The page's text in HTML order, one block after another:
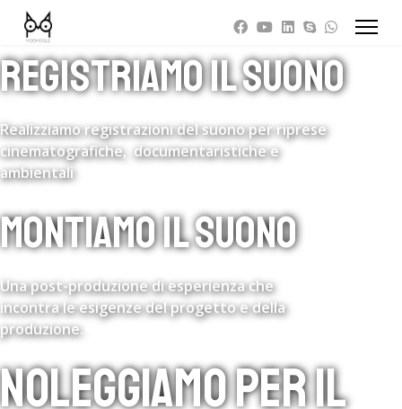
REGISTRIAMO IL SUONO
Realizziamo registrazioni del suono per riprese
cinematografiche, documentaristiche e
ambientali
MONTIAMO IL SUONO
Una post-produzione di esperienza che
incontra le esigenze del progetto e della
produzione.
NOLEGGIAMO PER IL